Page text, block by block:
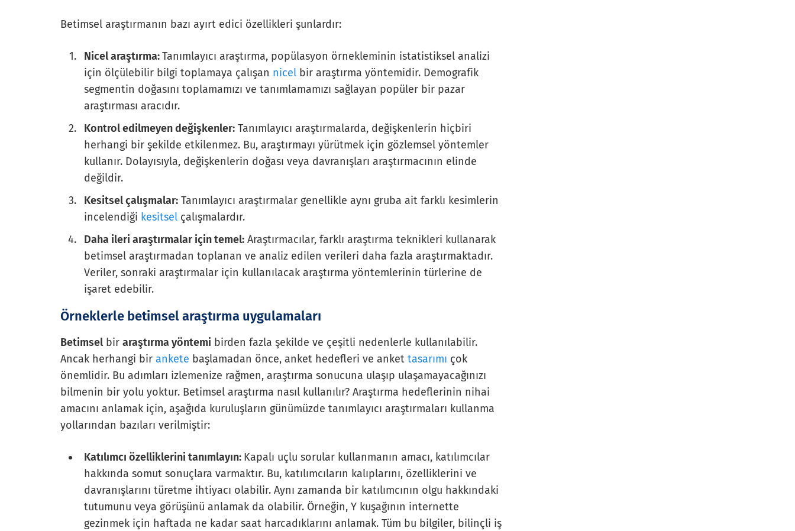
Betimsel araştırmanın bazı ayırt edici özellikleri şunlardır:
Nicel araştırma:Tanımlayıcı araştırma, popülasyon örnekleminin istatistiksel analizi
için ölçülebilir bilgi toplamaya çalışan nicel bir araştırma yöntemidir. Demografik
segmentin doğasını toplamamızı ve tanımlamamızı sağlayan popüler bir pazar
araştırması aracıdır.
Kontrol edilmeyen değişkenler: Tanımlayıcı araştırmalarda, değişkenlerin hiçbiri
herhangi bir şekilde etkilenmez. Bu, araştırmayı yürütmek için gözlemsel yöntemler
kullanır. Dolayısıyla, değişkenlerin doğası veya davranışları araştırmacının elinde
değildir.
Kesitsel çalışmalar: Tanımlayıcı araştırmalar genellikle aynı gruba ait farklı kesimlerin
incelendiği kesitsel çalışmalardır.
Daha ileri araştırmalar için temel: Araştırmacılar, farklı araştırma teknikleri kullanarak
betimsel araştırmadan toplanan ve analiz edilen verileri daha fazla araştırmaktadır.
Veriler, sonraki araştırmalar için kullanılacak araştırma yöntemlerinin türlerine de
işaret edebilir.
Örneklerle betimsel araştırma uygulamaları
Betimselbir araştırma yöntemi birden fazla şekilde ve çeşitli nedenlerle kullanılabilir.
Ancak herhangi bir ankete başlamadan önce, anket hedefleri ve anket tasarımı çok
önemlidir. Bu adımları izlemenize rağmen, araştırma sonucuna ulaşıp ulaşamayacağınızı
bilmenin bir yolu yoktur. Betimsel araştırma nasıl kullanılır? Araştırma hedeflerinin nihai
amacını anlamak için, aşağıda kuruluşların günümüzde tanımlayıcı araştırmaları kullanma
yollarından bazıları verilmiştir:
Katılımcı özelliklerini tanımlayın: Kapalı uçlu sorular kullanmanın amacı, katılımcılar
hakkında somut sonuçlara varmaktır. Bu, katılımcıların kalıplarını, özelliklerini ve
davranışlarını türetme ihtiyacı olabilir. Aynı zamanda bir katılımcının olgu hakkındaki
tutumunu veya görüşünü anlamak da olabilir. Örneğin, Y kuşağının internette
gezinmek için haftada ne kadar saat harcadıklarını anlamak. Tüm bu bilgiler, bilinçli iş